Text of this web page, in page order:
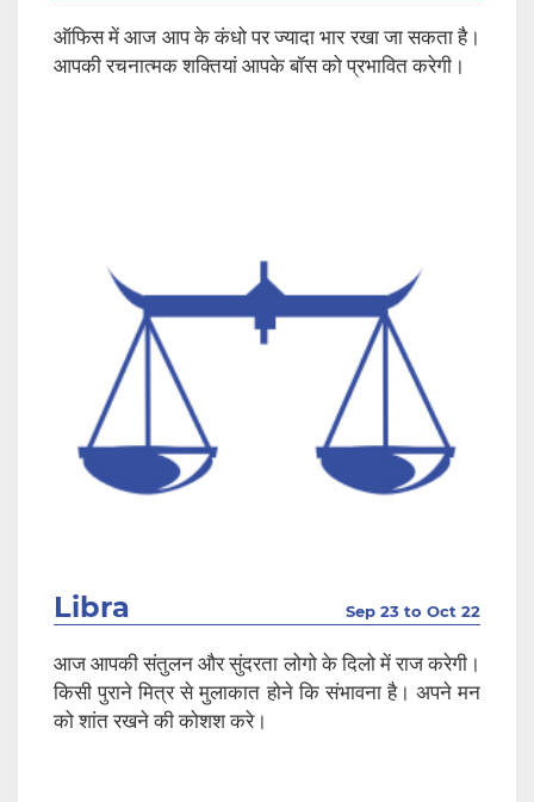
ऑफिस में आज आप के कंधो पर ज्यादा भार रखा जा सकता है।
आपकी रचनात्मक शक्तियां आपके बॉस को प्रभावित करेगी।
Libra Sep 23 to Oct 22
आज आपकी संतुलन और सुंदरता लोगो के दिलो में राज करेगी।
किसी पुराने मित्र से मुलाकात होने कि संभावना है। अपने मन
को शांत रखने की कोशश करे।